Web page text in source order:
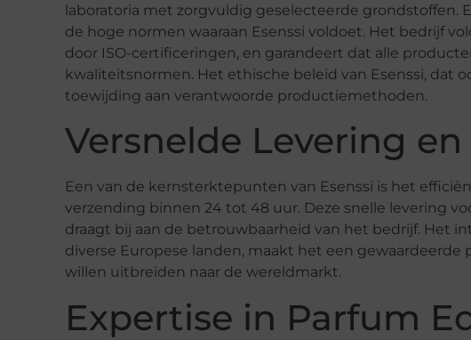
laboratoria met zorgvuldig geselecteerde grondstoffen.
de hoge normen waaraan Esenssi voldoet. Het bedrijf
door ISO-certificeringen, en garandeert dat alle
kwaliteitsnormen. Het ethische beleid van Esenssi, dat
toewijding aan verantwoorde productiemethoden.
Versnelde Levering
Een van de kernsterktepunten van Esenssi is het
verzending binnen 24 tot 48 uur. Deze snelle levering
draagt bij aan de betrouwbaarheid van het bedrijf. Het
diverse Europese landen, maakt het een
willen uitbreiden naar de wereldmarkt.
Expertise in Parfum